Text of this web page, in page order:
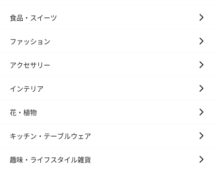
キャンドル・お香を同梱してお届けいたします。
フラッグカプセル：イ
フラッグカプセル：イ
ショートイン
食品・スイーツ
ファッション
アクセサリー
インテリア
花・植物
キッチン・テーブルウェア
趣味・ライフスタイル雑貨